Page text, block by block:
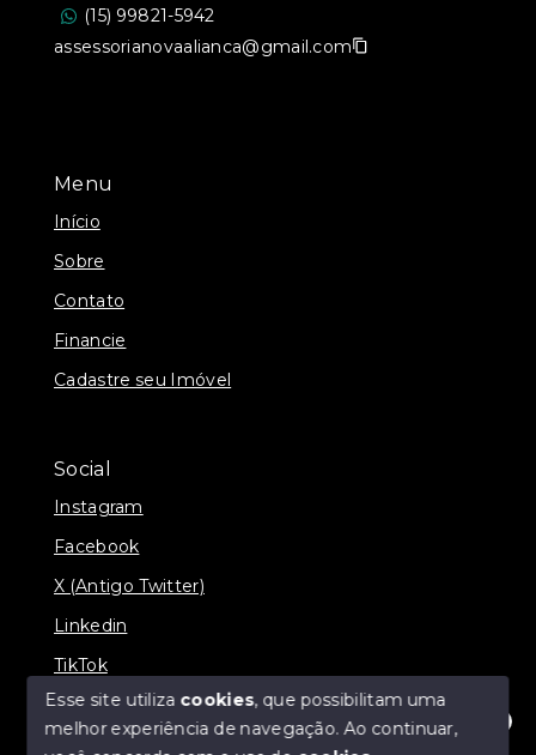
Olá! Estamos disponíveis para te ajudar.
Menu
Início
Sobre
Contato
Financie
Cadastre seu Imóvel
Social
Instagram
Facebook
X (Antigo Twitter)
Linkedin
TikTok
(15) 99821-5942
assessorianovaalianca@gmail.com
Esse site utiliza cookies, que possibilitam uma
melhor experiência de navegação.Ao continuar,